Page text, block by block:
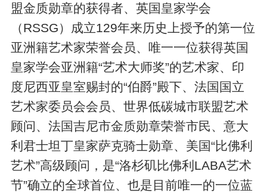
盟金质勋章的获得者、英国皇家学会
（RSSG）成立129年来历史上授予的第一位
亚洲籍艺术家荣誉会员、唯一一位获得英国
皇家学会亚洲籍“艺术大师奖”的艺术家、印
度尼西亚皇室赐封的“伯爵”殿下、法国国立
艺术家委员会会员、世界低碳城市联盟艺术
顾问、法国吉尼市金质勋章荣誉市民、意大
利君士坦丁皇家萨克骑士勋章、美国“比佛利
艺术”高级顾问，是“洛杉矶比佛利LABA艺术
节”确立的全球首位、也是目前唯一的一位蓝